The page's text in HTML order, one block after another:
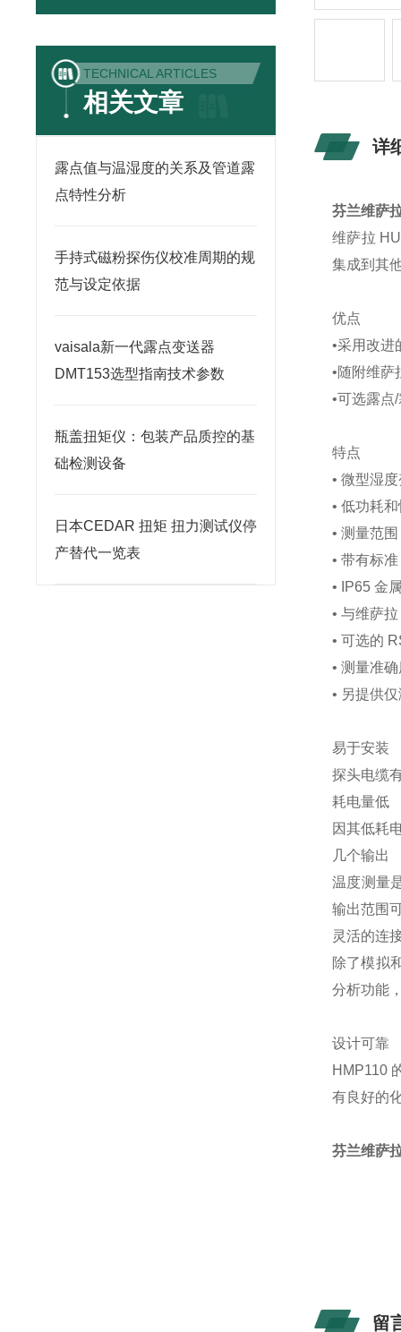
TECHNICAL ARTICLES
相关文章
露点值与温湿度的关系及管道露
点特性分析
手持式磁粉探伤仪校准周期的规
范与设定依据
vaisala新一代露点变送器
DMT153选型指南技术参数
瓶盖扭矩仪：包装产品质控的基
础检测设备
日本CEDAR 扭矩 扭力测试仪停
产替代一览表
详
芬兰维萨
维萨拉
集成到其
优点
•采用改进
•随附维萨
•可选露点
特点
• 微型湿
• 低功耗
• 测量范
• 带有标
• IP65 金
• 与维萨
• 可选的
• 测量准
• 另提供
易于安装
探头电缆
耗电量低
因其低耗
几个输出
温度测量
输出范围
灵活的连
除了模拟
分析功能
设计可靠
HMP110
有良好的
芬兰维萨
留